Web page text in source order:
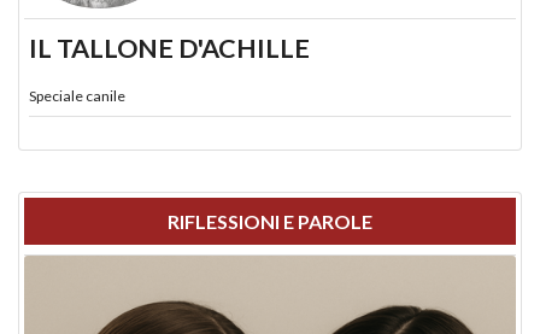
IL TALLONE D'ACHILLE
Speciale canile
RIFLESSIONI E PAROLE